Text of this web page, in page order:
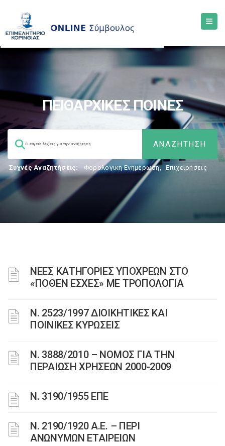
ΠΕΙΘΑΡΧΙΚΕΣ ΠΟΙΝΕΣ
Συχνές Αναζητήσεις: Φορολογικη Ενημέρωση, Επιχειρήσεις
ΝΕΕΣ ΚΑΤΗΓΟΡΙΕΣ ΥΠΟΧΡΕΩΝ ΣΤΟ
«ΠΟΘΕΝ ΕΣΧΕΣ» ΜΕ ΤΡΟΠΟΛΟΓΙΑ
Ν. 2523/1997 ΔΙΟΙΚΗΤΙΚΕΣ ΚΑΙ
ΠΟΙΝΙΚΕΣ ΚΥΡΩΣΕΙΣ
Ν. 3888/2010 – ΝΟΜΟΣ ΓΙΑ ΤΗΝ
ΠΕΡΑΙΩΣΗ ΧΡΗΣΕΩΝ 2000-2009
Ν. 3190/1955 ΕΠΕ
Ν. 2190/1920 Α.Ε. – ΠΕΡΙ
ΑΝΩΝΥΜΩΝ ΕΤΑΙΡΕΙΩΝ